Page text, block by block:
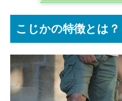
こじかの特徴とは？